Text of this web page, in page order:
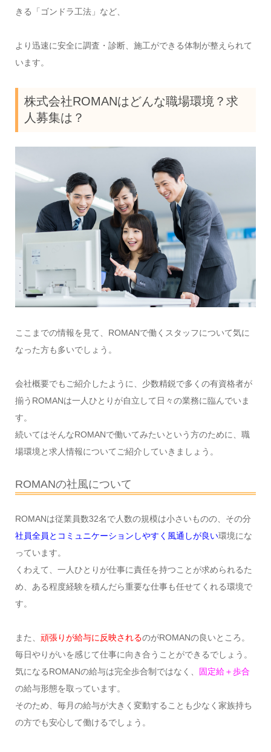
きる「ゴンドラ工法」など、
より迅速に安全に調査・診断、施工ができる体制が整えられて
います。
株式会社ROMANはどんな職場環境？求
人募集は？
ここまでの情報を見て、ROMANで働くスタッフについて気に
なった方も多いでしょう。
会社概要でもご紹介したように、少数精鋭で多くの有資格者が
揃うROMANは一人ひとりが自立して日々の業務に臨んでいま
す。
続いてはそんなROMANで働いてみたいという方のために、職
場環境と求人情報についてご紹介していきましょう。
ROMANの社風について
ROMANは従業員数32名で人数の規模は小さいものの、その分
社員全員とコミュニケーションしやすく風通しが良い環境にな
っています。
くわえて、一人ひとりが仕事に責任を持つことが求められるた
め、ある程度経験を積んだら重要な仕事も任せてくれる環境で
す。
また、 頑張りが給与に反映されるのがROMANの良いところ。
毎日やりがいを感じて仕事に向き合うことができるでしょう。
気になるROMANの給与は完全歩合制ではなく、 固定給＋歩合
の給与形態を取っています。
そのため、毎月の給与が大きく変動することも少なく家族持ち
の方でも安心して働けるでしょう。